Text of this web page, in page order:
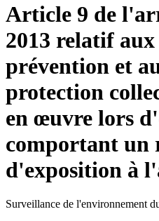
Article 9 de
2013 relatif aux
prévention et
protection
en œuvre lors
comportant un
d'exposition à
Surveillance de l'environnement